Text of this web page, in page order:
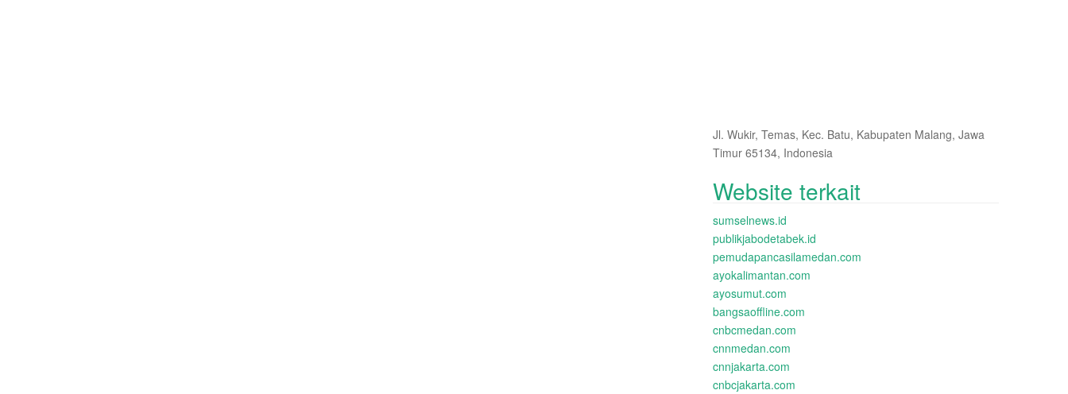
Jl. Wukir, Temas, Kec. Batu, Kabupaten Malang, Jawa
Timur 65134, Indonesia
Website terkait
sumselnews.id
publikjabodetabek.id
pemudapancasilamedan.com
ayokalimantan.com
ayosumut.com
bangsaoffline.com
cnbcmedan.com
cnnmedan.com
cnnjakarta.com
cnbcjakarta.com